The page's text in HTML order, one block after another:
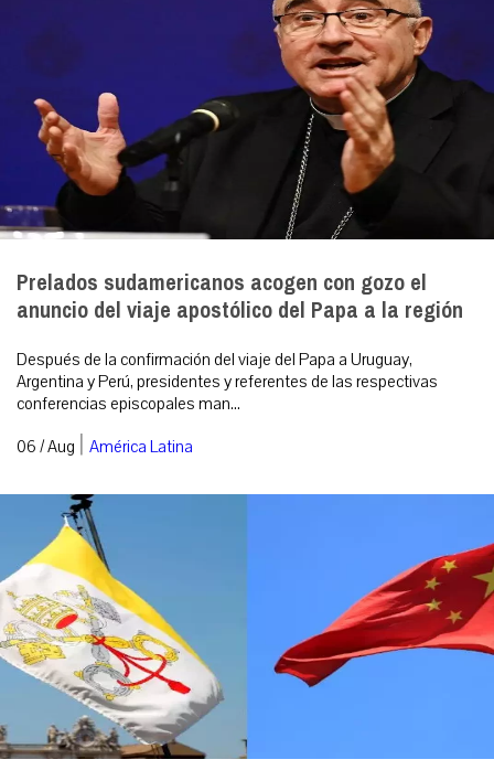
Prelados sudamericanos acogen con gozo el
anuncio del viaje apostólico del Papa a la región
Después de la confirmación del viaje del Papa a Uruguay,
Argentina y Perú, presidentes y referentes de las respectivas
conferencias episcopales man...
06 / Aug | América Latina